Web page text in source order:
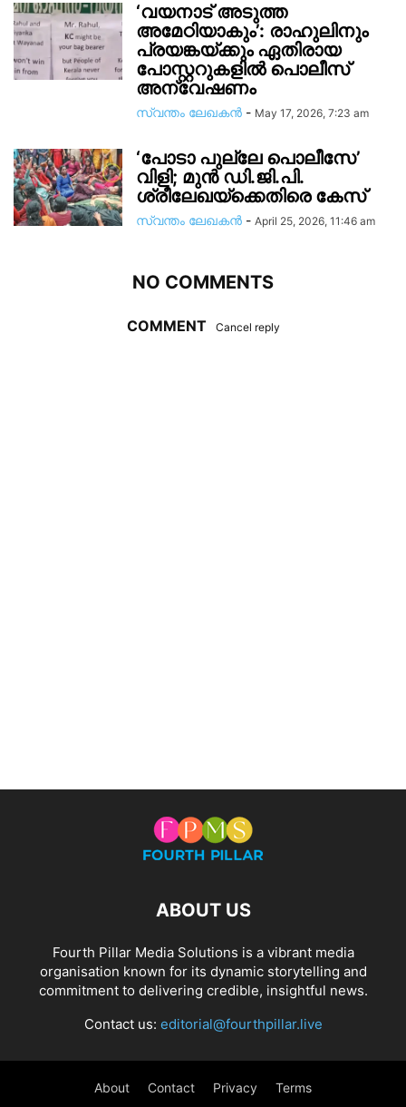
‘വയനാട് അടുത്ത
അമേഠിയാകും’: രാഹുലിനും
പ്രയങ്കയ്ക്കും ഏതിരായ
പോസ്റ്ററുകളിൽ പൊലീസ്
അന്വേഷണം
സ്വന്തം ലേഖകന്‍ - May 17, 2026, 7:23 am
‘പോടാ പുല്ലേ പൊലീസേ’
വിളി; മുൻ ഡി.ജി.പി.
ശ്രീലേഖയ്ക്കെതിരെ കേസ്
സ്വന്തം ലേഖകന്‍ - April 25, 2026, 11:46 am
NO COMMENTS
COMMENT Cancel reply
ABOUT US
Fourth Pillar Media Solutions is a vibrant media
organisation known for its dynamic storytelling and
commitment to delivering credible, insightful news.
Contact us: editorial@fourthpillar.live
About Contact Privacy Terms